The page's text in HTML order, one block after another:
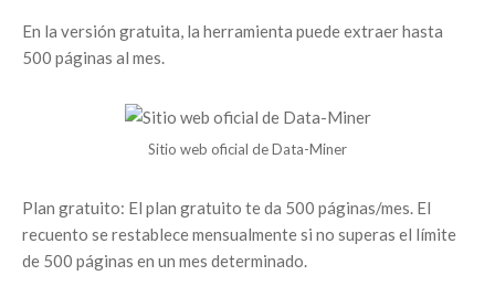
En la versión gratuita, la herramienta puede extraer hasta
500 páginas al mes.
Sitio web oficial de Data-Miner
Plan gratuito: El plan gratuito te da 500 páginas/mes. El
recuento se restablece mensualmente si no superas el límite
de 500 páginas en un mes determinado.